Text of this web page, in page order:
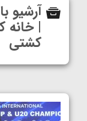
آرشیو
|
کشتی